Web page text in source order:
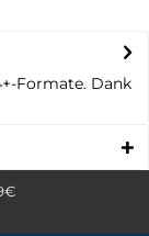
Formate. Dank